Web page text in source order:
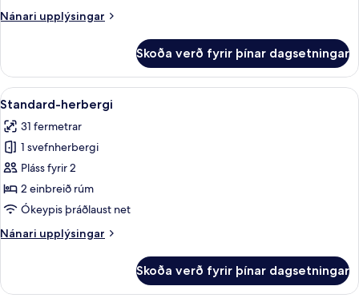
rúmi
Nánari upplýsingar
Nánari
herbergi
með
tvíbreiðu
Skoða verð fyrir þínar dagsetningar
Skoða
allar
myndir
fyrir
Standard-
herbergi
Standard-herbergi | Rúmföt af
4
Standard-herbergi
31 fermetrar
1 svefnherbergi
Pláss fyrir 2
2 einbreið rúm
Ókeypis þráðlaust net
Nánari upplýsingar
Nánari
herbergi
Skoða verð fyrir þínar dagsetningar